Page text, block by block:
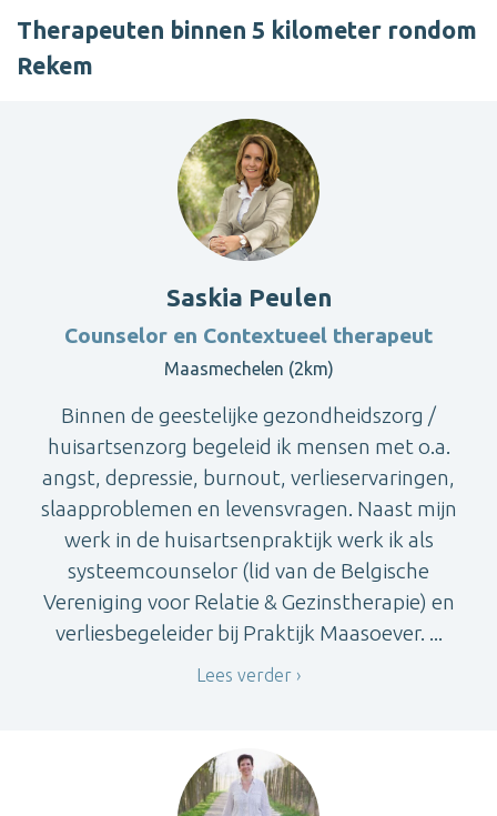
Therapeuten binnen 5 kilometer rondom
Rekem
Saskia Peulen
Counselor en Contextueel therapeut
Maasmechelen (2km)
Binnen de geestelijke gezondheidszorg /
huisartsenzorg begeleid ik mensen met o.a.
angst, depressie, burnout, verlieservaringen,
slaapproblemen en levensvragen. Naast mijn
werk in de huisartsenpraktijk werk ik als
systeemcounselor (lid van de Belgische
Vereniging voor Relatie & Gezinstherapie) en
verliesbegeleider bij Praktijk Maasoever. ...
Lees verder